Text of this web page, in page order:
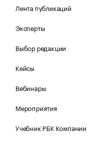
Лента публикаций
Эксперты
Выбор редакции
Кейсы
Вебинары
Мероприятия
Учебник РБК Компании